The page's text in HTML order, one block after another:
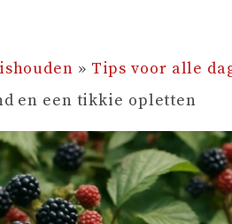
» Tips voor alle
en een tikkie opletten